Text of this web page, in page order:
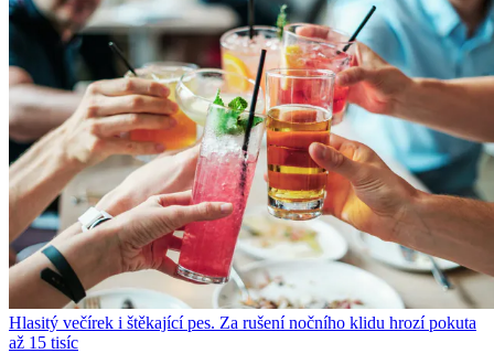
Hlasitý večírek i štěkající pes. Za rušení nočního klidu hrozí pokuta
až 15 tisíc